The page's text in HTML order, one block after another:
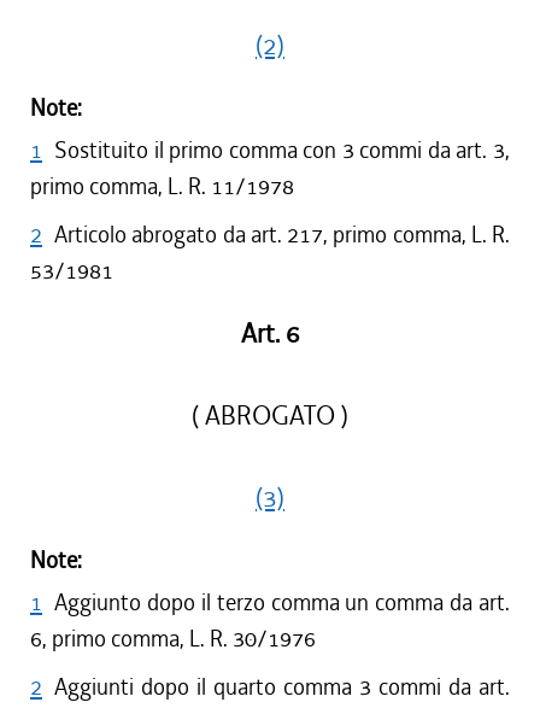
(2)
Note:
1 Sostituito il primo comma con 3 commi da art. 3,
primo comma, L. R. 11/1978
2 Articolo abrogato da art. 217, primo comma, L. R.
53/1981
Art. 6
( ABROGATO )
(3)
Note:
1 Aggiunto dopo il terzo comma un comma da art.
6, primo comma, L. R. 30/1976
2 Aggiunti dopo il quarto comma 3 commi da art.